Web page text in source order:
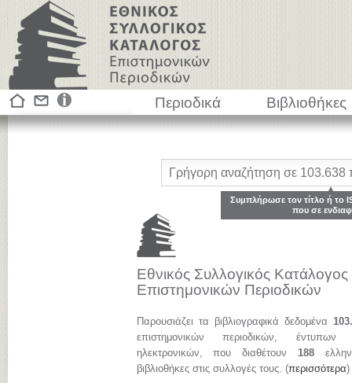
Περιοδικά Βιβλιοθήκες
Εθνικός Συλλογικός Κατάλογος
Επιστημονικών Περιοδικών
Παρουσιάζει τα βιβλιογραφικά δεδομένα
επιστημονικών περιοδικών, έντυπων
ηλεκτρονικών, που διαθέτουν 188
βιβλιοθήκες στις συλλογές τους. (περισσότερα)
Συμπλήρωσε τον τίτλο ή το
που σε